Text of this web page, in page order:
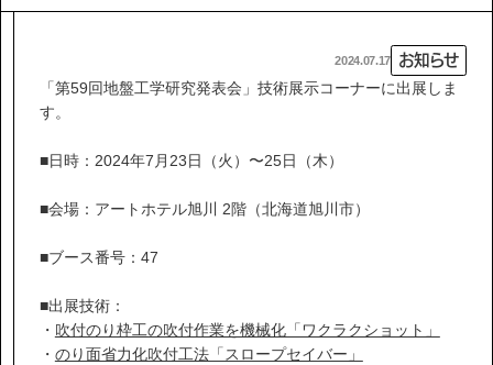
事業内容
技術情報
企業情報
サステナビリティ
2024.07.17 お知らせ
「第59回地盤工学研究発表会」技術展示コーナーに出展しま
す。
■日時：2024年7月23日（火）〜25日（木）
■会場：アートホテル旭川 2階（北海道旭川市）
■ブース番号：47
■出展技術：
・ 吹付のり枠工の吹付作業を機械化「ワクラクショット」
・ のり面省力化吹付工法「スロープセイバー」